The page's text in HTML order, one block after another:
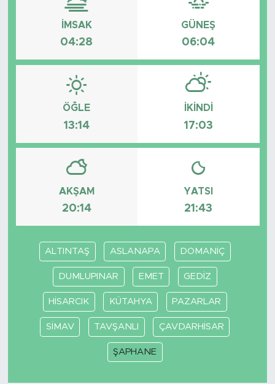
İMSAK
04:28
GÜNEŞ
06:04
ÖĞLE
13:14
İKINDI
17:03
AKŞAM
20:14
YATSI
21:43
ALTINTAŞ ASLANAPA DOMANİÇ
DUMLUPINAR EMET GEDİZ
HİSARCIK KÜTAHYA PAZARLAR
SİMAV TAVŞANLI ÇAVDARHİSAR
ŞAPHANE
Foto Galeri
Köşe Yazarları
Manşet
Ulusal Son Dakika Haberleri